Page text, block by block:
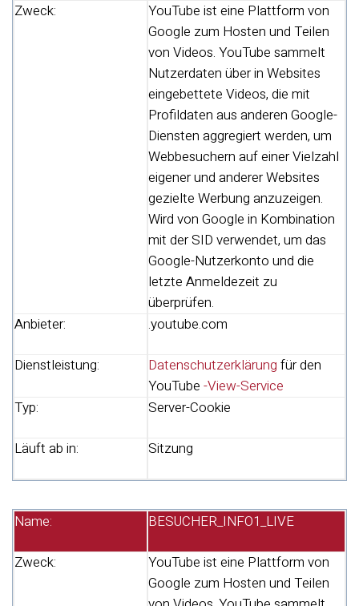
Zweck:
YouTube ist eine Plattform von
Google zum Hosten und Teilen
von Videos. YouTube sammelt
Nutzerdaten über in Websites
eingebettete Videos, die mit
Profildaten aus anderen Google-
Diensten aggregiert werden, um
Webbesuchern auf einer Vielzahl
eigener und anderer Websites
gezielte Werbung anzuzeigen.
Wird von Google in Kombination
mit der SID verwendet, um das
Google-Nutzerkonto und die
letzte Anmeldezeit zu
überprüfen.
Anbieter:
.youtube.com
Dienstleistung: Datenschutzerklärung für den
YouTube -View-Service
Typ:
Server-Cookie
Läuft ab in: Sitzung
Name: BESUCHER_INFO1_LIVE
Zweck:
YouTube ist eine Plattform von
Google zum Hosten und Teilen